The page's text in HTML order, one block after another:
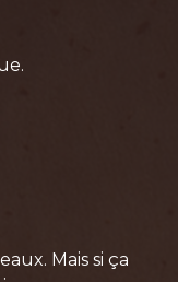
Mais si ça